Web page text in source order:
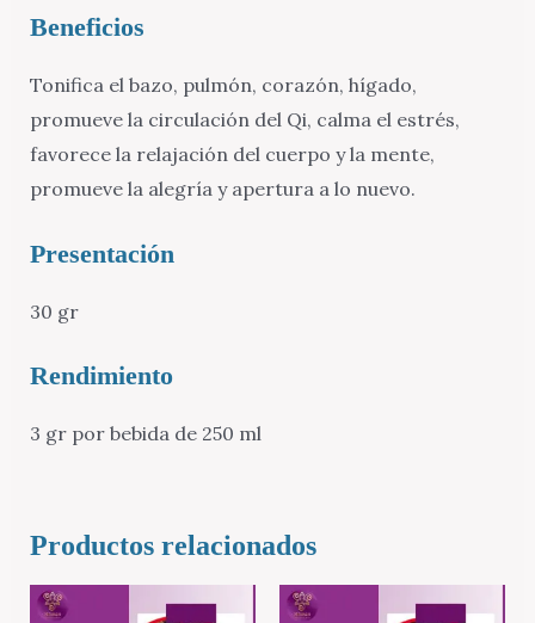
Beneficios
Tonifica el bazo, pulmón, corazón, hígado,
promueve la circulación del Qi, calma el estrés,
favorece la relajación del cuerpo y la mente,
promueve la alegría y apertura a lo nuevo.
Presentación
30 gr
Rendimiento
3 gr por bebida de 250 ml
Productos relacionados